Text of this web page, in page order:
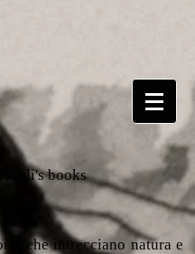
books
che intrecciano natura e